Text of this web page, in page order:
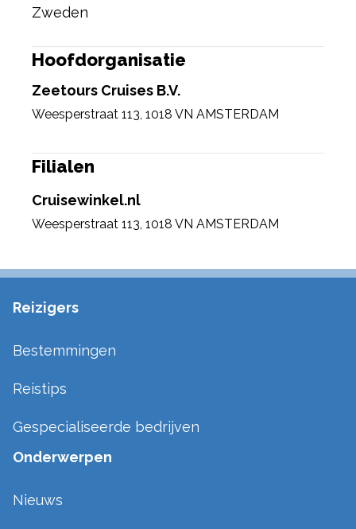
Zweden
Hoofdorganisatie
Zeetours Cruises B.V.
Weesperstraat 113, 1018 VN AMSTERDAM
Filialen
Cruisewinkel.nl
Weesperstraat 113, 1018 VN AMSTERDAM
Reizigers
Bestemmingen
Reistips
Gespecialiseerde bedrijven
Onderwerpen
Nieuws